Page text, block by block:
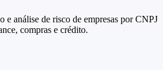
e análise de risco de empresas por CNPJ
compras e crédito.